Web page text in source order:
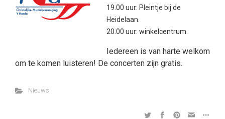
19.00 uur: Pleintje bij de
Heidelaan.
20.00 uur: winkelcentrum.
Iedereen is van harte welkom
om te komen luisteren! De concerten zijn gratis.
Nieuws